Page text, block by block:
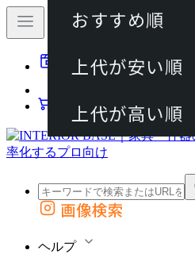
動画マニュアル
カート
外部サイトの商品をカートに追加
画像検索
ヘルプ
おすすめ順
上代が安い順
上代が高い順